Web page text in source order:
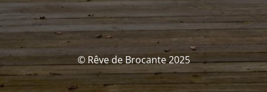
© Rêve de Brocante 2025